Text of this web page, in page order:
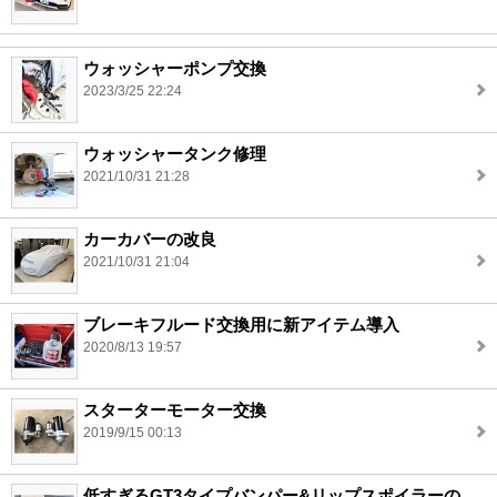
ウォッシャーポンプ交換
2023/3/25 22:24
ウォッシャータンク修理
2021/10/31 21:28
カーカバーの改良
2021/10/31 21:04
ブレーキフルード交換用に新アイテム導入
2020/8/13 19:57
スターターモーター交換
2019/9/15 00:13